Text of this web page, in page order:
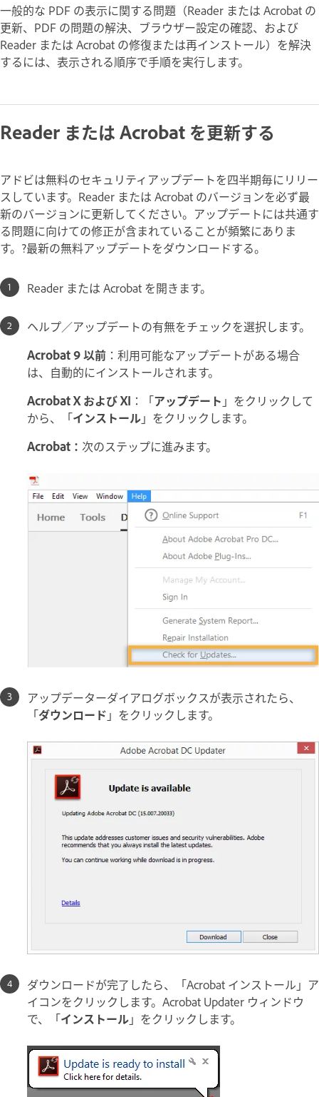
一般的な PDF の表示に関する問題（Reader または Acrobat の
更新、PDF の問題の解決、ブラウザー設定の確認、および
Reader または Acrobat の修復または再インストール）を解決
するには、表示される順序で手順を実行します。
Reader または Acrobat を更新する
アドビは無料のセキュリティアップデートを四半期毎にリリー
スしています。Reader または Acrobat のバージョンを必ず最
新のバージョンに更新してください。アップデートには共通す
る問題に向けての修正が含まれていることが頻繁にありま
す。?最新の無料アップデートをダウンロードする。
Reader または Acrobat を開きます。
ヘルプ／アップデートの有無をチェックを選択します。
Acrobat 9 以前 ：利用可能なアップデートがある場合
は、自動的にインストールされます。
Acrobat X および XI ：「アップデート 」をクリックして
から、「インストール」をクリックします。
Acrobat： 次のステップに進みます。
アップデーターダイアログボックスが表示されたら、
「ダウンロード 」をクリックします。
ダウンロードが完了したら、「Acrobat インストール」ア
イコンをクリックします。Acrobat Updater ウィンドウ
で、「インストール」をクリックします。